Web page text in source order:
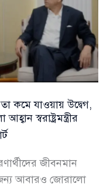
কমে যাওয়ায় উদ্বেগ,
স্বরাষ্ট্রমন্ত্রীর
জীবনমান
জন্য আবারও জোরালো